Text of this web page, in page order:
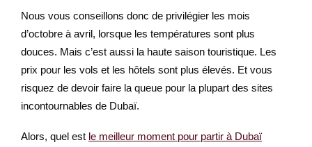
Nous vous conseillons donc de privilégier les mois
d’octobre à avril, lorsque les températures sont plus
douces. Mais c’est aussi la haute saison touristique. Les
prix pour les vols et les hôtels sont plus élevés. Et vous
risquez de devoir faire la queue pour la plupart des sites
incontournables de Dubaï.
Alors, quel est le meilleur moment pour partir à Dubaï